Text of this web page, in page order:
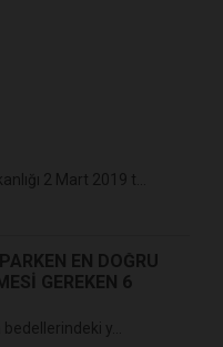
2 Mart 2019 t...
EN DOĞRU
GEREKEN 6
y...